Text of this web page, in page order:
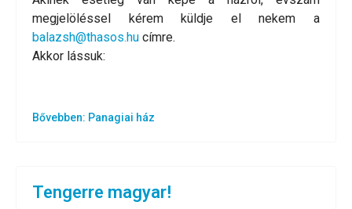
megjelöléssel kérem küldje el nekem a
balazsh@thasos.hu címre.
Akkor lássuk:
Bővebben: Panagiai ház
Tengerre magyar!